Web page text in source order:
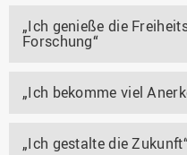
„Ich genieße die
Forschung“
„Ich bekomme viel
„Ich gestalte die